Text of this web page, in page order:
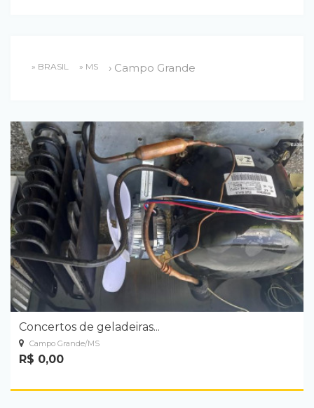
» BRASIL » MS › Campo Grande
Concertos de geladeiras...
Campo Grande/MS
R$ 0,00